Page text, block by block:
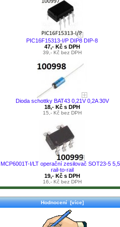
PIC16F15313-I/P DIP8 DIP-8
47,- Kč s DPH
39,- Kč bez DPH
Dioda schottky BAT43 0,21V 0,2A 30V
18,- Kč s DPH
15,- Kč bez DPH
MCP6001T-I/LT operační zesilovač SOT23-5
rail-to-rail
19,- Kč s DPH
16,- Kč bez DPH
Hodnocení [více]